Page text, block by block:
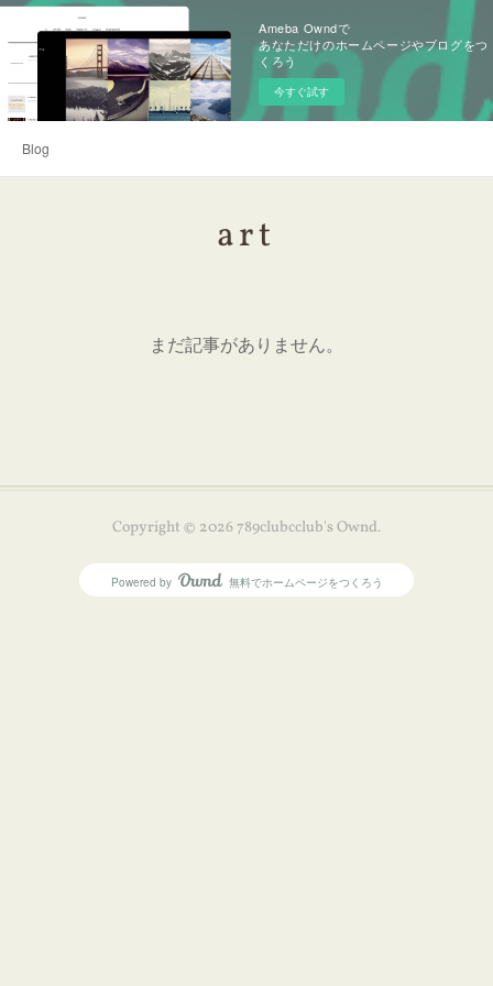
Ameba Owndで
あなただけのホームページやブログをつ
くろう
今すぐ試す
Blog
art
まだ記事がありません。
Copyright © 2026 789clubcclub's Ownd.
Powered by AmebaOwnd
無料でホームページをつくろう